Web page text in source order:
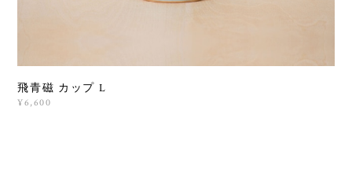
飛青磁 カップ L
¥6,600